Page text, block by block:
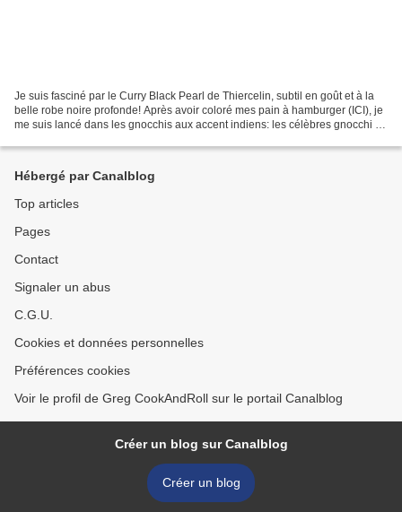
Je suis fasciné par le Curry Black Pearl de Thiercelin, subtil en goût et à la
belle robe noire profonde! Après avoir coloré mes pain à hamburger (ICI), je
me suis lancé dans les gnocchis aux accent indiens: les célèbres gnocchi au
Hébergé par Canalblog
Top articles
Pages
Contact
Signaler un abus
C.G.U.
Cookies et données personnelles
Préférences cookies
Voir le profil de Greg CookAndRoll sur le portail Canalblog
Créer un blog sur Canalblog
Créer un blog